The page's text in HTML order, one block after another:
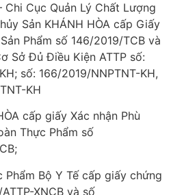
Chi Cục Quản Lý Chất Lượng
Sản KHÁNH HÒA cấp Giấy
Phẩm số 146/2019/TCB và
Sở Đủ Điều Kiện ATTP số:
số: 166/2019/NNPTNT-KH,
KH
cấp giấy Xác nhận Phù
Thực Phẩm số
Phẩm Bộ Y Tế cấp giấy chứng
XNCB và số